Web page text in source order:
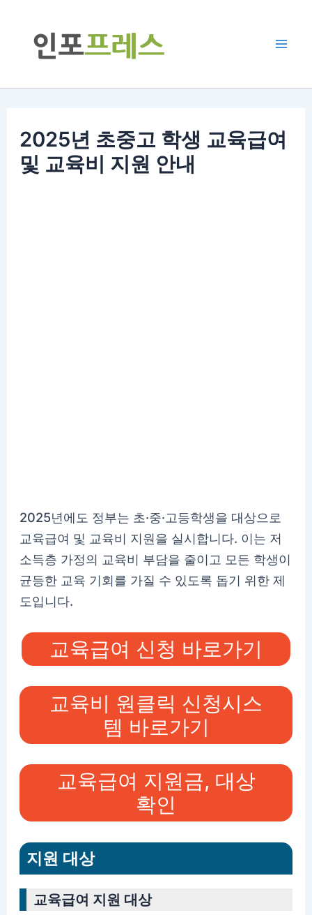
건
2025년 초중고 학생 교육급여
및 교육비 지원 안내
2025년에도 정부는 초·중·고등학생을 대상으로
교육급여 및 교육비 지원을 실시합니다. 이는 저
소득층 가정의 교육비 부담을 줄이고 모든 학생이
균등한 교육 기회를 가질 수 있도록 돕기 위한 제
도입니다.
교육급여 신청 바로가기
교육비 원클릭 신청시스
템 바로가기
교육급여 지원금, 대상
확인
지원 대상
교육급여 지원 대상